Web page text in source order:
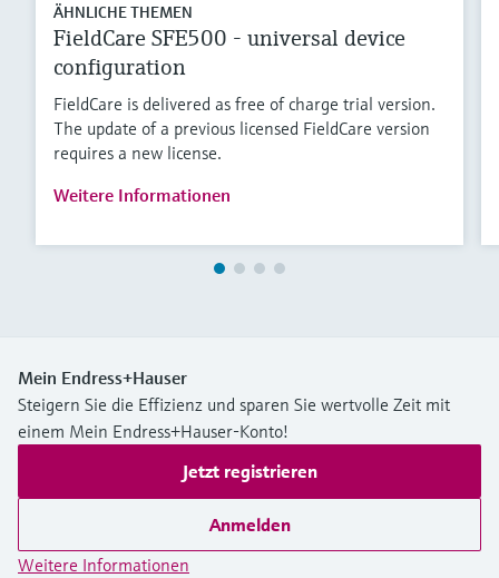
ÄHNLICHE THEMEN
FieldCare SFE500 - universal device
configuration
FieldCare is delivered as free of charge trial version.
The update of a previous licensed FieldCare version
requires a new license.
Weitere Informationen
Mein Endress+Hauser
Steigern Sie die Effizienz und sparen Sie wertvolle Zeit mit
einem Mein Endress+Hauser-Konto!
Jetzt registrieren
Anmelden
Weitere Informationen